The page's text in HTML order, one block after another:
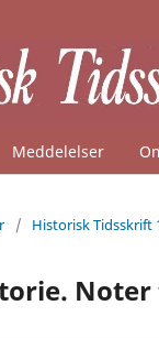
Meddelelser
/ Historisk Tidsskrift